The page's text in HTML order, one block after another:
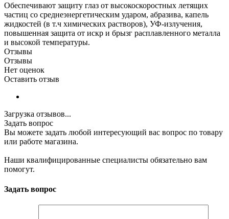
Обеспечивают защиту глаз от высокоскоростных летящих
частиц со среднеэнергетическим ударом, абразива, капель
жидкостей (в т.ч химических растворов), УФ-излучения,
повышенная защита от искр и брызг расплавленного металла
и высокой температуры.
Отзывы
Отзывы
Нет оценок
Оставить отзыв
Загрузка отзывов...
Задать вопрос
Вы можете задать любой интересующий вас вопрос по товару
или работе магазина.
Наши квалифицированные специалисты обязательно вам
помогут.
Задать вопрос